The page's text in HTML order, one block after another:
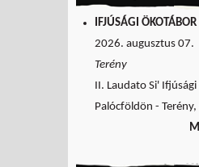
IFJÚSÁGI ÖKOTÁBOR
2026. augusztus 07.
Terény
II. Laudato Si'
Palócföldön -